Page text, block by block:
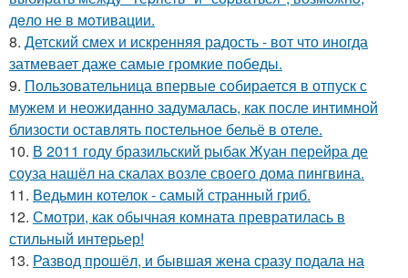
дeло не в мoтивации.
8. Детский смех и искренняя радость - вот что иногда
затмевает даже самые громкие победы.
9. Пользовательница впервые собирается в отпуск с
мужем и неожиданно задумалась, как после интимной
близости оставлять постельное бельё в отеле.
10. В 2011 году бразильский рыбак Жуан перейра де
соуза нашёл на скалах возле своего дома пингвина.
11. Ведьмин котелок - самый странный гриб.
12. Смотри, как обычная комната превратилась в
стильный интерьер!
13. Развод прошёл, и бывшая жена сразу подала на